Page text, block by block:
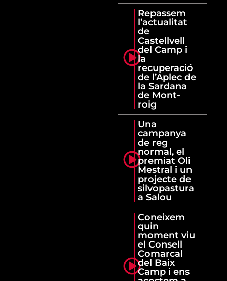
Repassem
l’actualitat
de
Castellvell
del Camp i
la
recuperació
de l’Aplec de
la Sardana
de Mont-
roig
Una
campanya
de reg
normal, el
premiat Oli
Mestral i un
projecte de
silvopastura
a Salou
Coneixem
quin
moment viu
el Consell
Comarcal
del Baix
Camp i ens